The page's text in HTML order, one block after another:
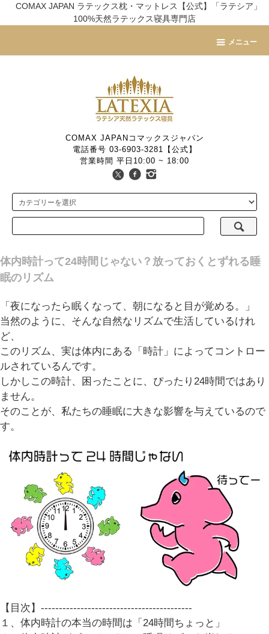
COMAX JAPAN ラテックス枕・マットレス【公式】「ラテシア」
100%天然ラテックス寝具専門店
メニュー
COMAX JAPANコマックスジャパン
電話番号 03-6903-3281【公式】
営業時間 平日10:00 ~ 18:00
体内時計って24時間じゃない？放っておくとずれる睡
眠のリズム
「夜になったら眠くなって、朝になると目が覚める。」
当然のように、そんな自然なリズムで生活しているけれ
ど、
このリズム、実は体内にある「時計」によってコントロー
ルされているんです。
しかしこの時計、困ったことに、ぴったり24時間ではあり
ません。
そのことが、私たちの睡眠に大きな影響を与えているので
す。
【目次】------------------------------------------
１、体内時計の本当の時間は「24時間ちょっと」